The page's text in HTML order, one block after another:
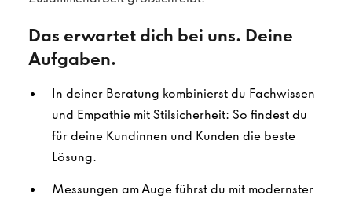
Das erwartet dich bei uns. Deine
Aufgaben.
In deiner Beratung kombinierst du Fachwissen
und Empathie mit Stilsicherheit: So findest du
für deine Kundinnen und Kunden die beste
Lösung.
Messungen am Auge führst du mit modernster